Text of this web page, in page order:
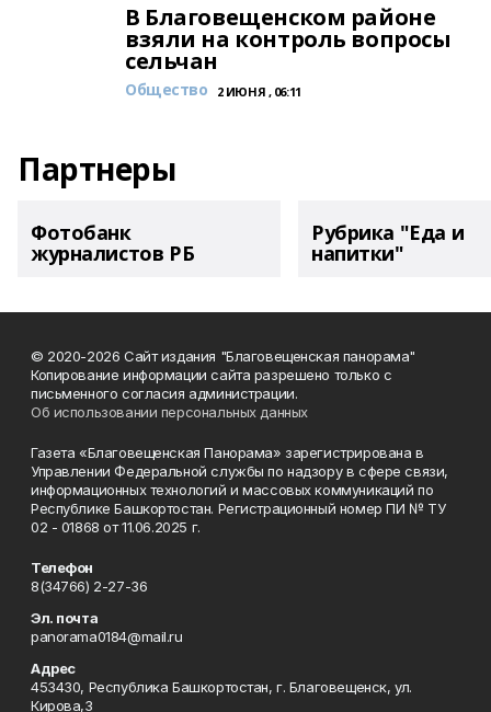
В Благовещенском районе
взяли на контроль вопросы
сельчан
Общество 2 ИЮНЯ , 06:11
Партнеры
Фотобанк
журналистов РБ
Рубрика "Еда и
напитки"
© 2020-2026 Сайт издания "Благовещенская панорама"
Копирование информации сайта разрешено только с
письменного согласия администрации.
Об использовании персональных данных
Газета «Благовещенская Панорама» зарегистрирована в
Управлении Федеральной службы по надзору в сфере связи,
информационных технологий и массовых коммуникаций по
Республике Башкортостан. Регистрационный номер ПИ № ТУ
02 - 01868 от 11.06.2025 г.
Телефон
8(34766) 2-27-36
Эл. почта
panorama0184@mail.ru
Адрес
453430, Республика Башкортостан, г. Благовещенск, ул.
Кирова,3